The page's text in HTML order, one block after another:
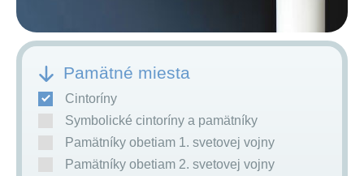
Pamätné miesta
Cintoríny
Symbolické cintoríny a pamätníky
Pamätníky obetiam 1. svetovej vojny
Pamätníky obetiam 2. svetovej vojny